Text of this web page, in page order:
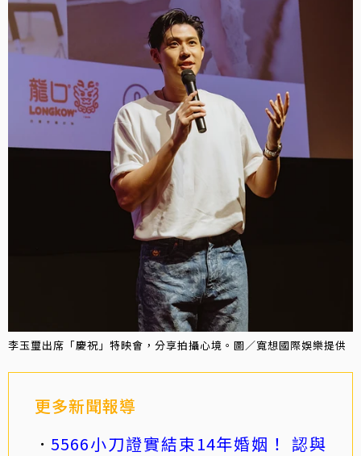
李玉璽出席「慶祝」特映會，分享拍攝心境。圖／寬想國際娛樂提供
更多新聞報導
5566小刀證實結束14年婚姻！ 認與